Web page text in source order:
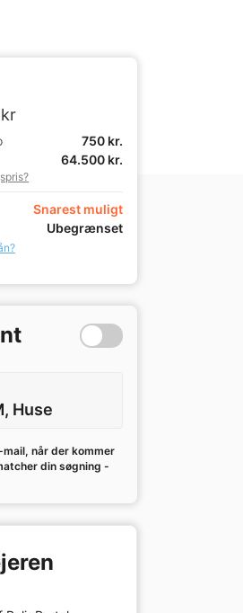
kr
750 kr.
64.500 kr.
Snarest muligt
Ubegrænset
Huse
når der kommer
din søgning -